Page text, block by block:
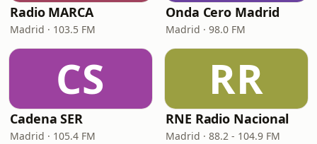
Radio MARCA
Madrid · 103.5 FM
Onda Cero Madrid
Madrid · 98.0 FM
CS
Cadena SER
Madrid · 105.4 FM
RR
RNE Radio Nacional
Madrid · 88.2 - 104.9 FM